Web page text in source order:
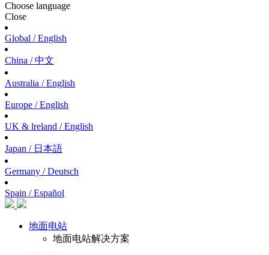
Choose language
Close
Global / English
China / 中文
Australia / English
Europe / English
UK & lreland / English
Japan / 日本語
Germany / Deutsch
Spain / Español
地面电站
地面电站解决方案